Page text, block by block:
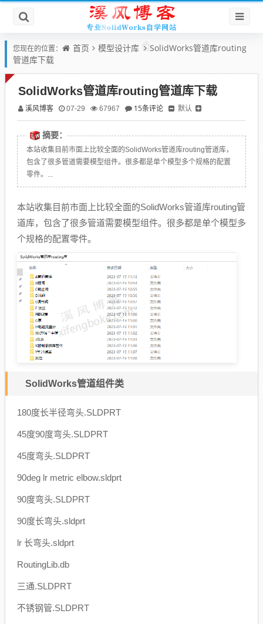
您现在的位置： 首页 模型设计库
SolidWorks管道库routing
管道库下载
SolidWorks管道库routing管道库下载
溪风博客 07-29 67967 15条评论 默认
摘要：
本站收集目前市面上比较全面的SolidWorks管道库routing管道库，
包含了很多管道需要模型组件。很多都是单个模型多个规格的配置
零件。...
本站收集目前市面上比较全面的SolidWorks管道库routing管
道库，包含了很多管道需要模型组件。很多都是单个模型多
个规格的配置零件。
SolidWorks管道组件类
180度长半径弯头.SLDPRT
45度90度弯头.SLDPRT
45度弯头.SLDPRT
90deg lr metric elbow.sldprt
90度弯头.SLDPRT
90度长弯头.sldprt
lr 长弯头.sldprt
RoutingLib.db
三通.SLDPRT
不锈钢管.SLDPRT